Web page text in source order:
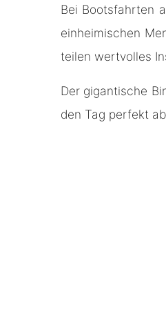
Bei Bootsfahrten
einheimischen
teilen wertvolles
Der gigantische
den Tag perfekt